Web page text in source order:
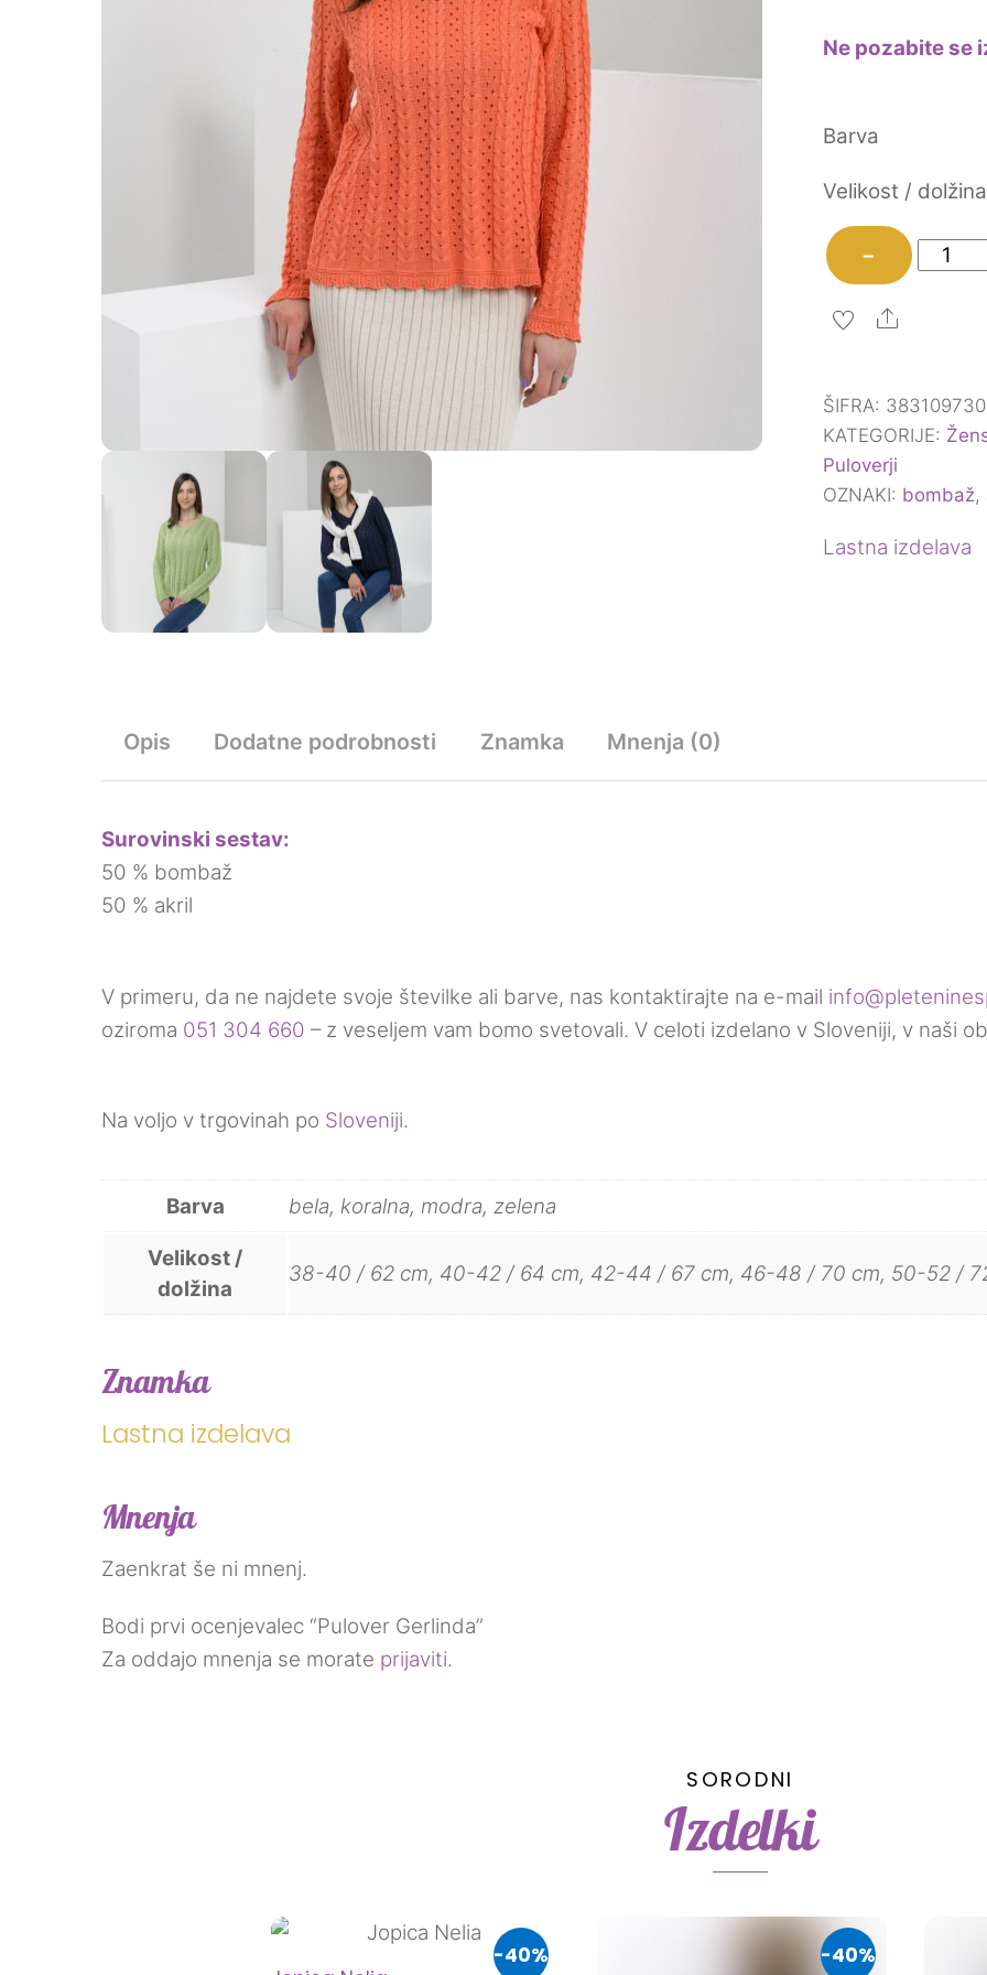
Ne pozabite se
Barva
Velikost / dolžina
−
Share
ŠIFRA:
KATEGORIJE:
Puloverji
OZNAKI: bombaž,
Lastna izdelava
Opis Dodatne podrobnosti Znamka Mnenja (0)
Surovinski sestav:
50 % bombaž
50 % akril
V primeru, da ne najdete svoje številke ali barve, nas kontaktirajte na e-mail
oziroma 051 304 660 – z veseljem vam bomo svetovali. V celoti izdelano v Sloveniji, v naši
Na voljo v trgovinah po Sloveniji.
Barva bela, koralna, modra, zelena
Velikost /
dolžina
38-40 / 62 cm, 40-42 / 64 cm, 42-44 / 67 cm, 46-48 / 70 cm, 50-52 /
Znamka
Lastna izdelava
Mnenja
Zaenkrat še ni mnenj.
Bodi prvi ocenjevalec “Pulover Gerlinda”
Za oddajo mnenja se morate prijaviti.
SORODNI
Izdelki
-40%
-40%